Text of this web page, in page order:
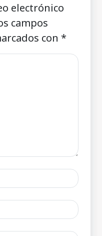
electrónico
campos
con *